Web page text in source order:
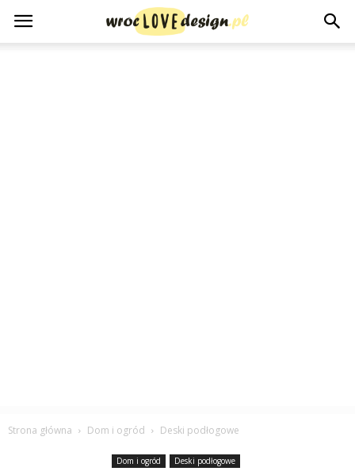
Strona główna Dom i ogród Deski podłogowe
Dom i ogród Deski podłogowe